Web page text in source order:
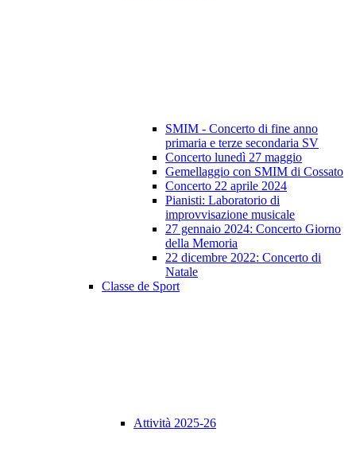
SMIM - Concerto di fine anno
primaria e terze secondaria SV
Concerto lunedì 27 maggio
Gemellaggio con SMIM di Cossato
Concerto 22 aprile 2024
Pianisti: Laboratorio di
improvvisazione musicale
27 gennaio 2024: Concerto Giorno
della Memoria
22 dicembre 2022: Concerto di
Natale
Classe de Sport
Attività 2025-26